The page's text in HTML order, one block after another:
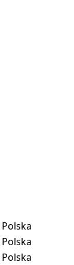
Polska
Polska
Polska